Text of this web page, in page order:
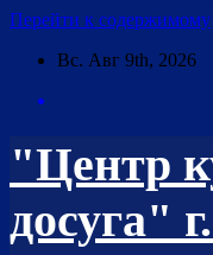
Перейти к содержимому
Вс. Авг 9th, 2026
"Центр
досуга"